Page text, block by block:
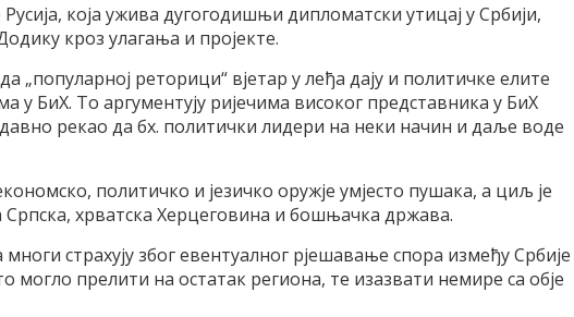
која ужива дугогодишњи дипломатски утицај у Србији,
кроз улагања и пројекте.
„популарној реторици“ вјетар у леђа дају и политичке елите
БиХ. То аргументују ријечима високог представника у БиХ
рекао да бх. политички лидери на неки начин и даље воде
политичко и језичко оружје умјесто пушака, а циљ је
Српска, хрватска Херцеговина и бошњачка држава.
страхују због евентуалног рјешавање спора између Србије
могло прелити на остатак региона, те изазвати немире са обје